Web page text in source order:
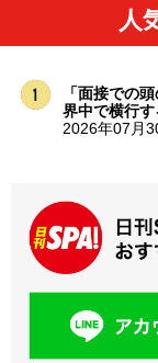
人
「面接での
界中で横行
2026年07月